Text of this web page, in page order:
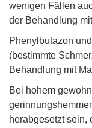
wenigen Fällen
der Behandlung
Phenylbutazon
(bestimmte
Behandlung mit
Bei hohem
herabgesetzt sein,